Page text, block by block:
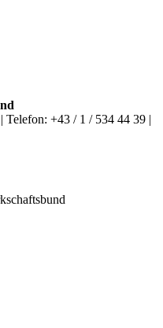
Telefon: +43 / 1 / 534 44 39 |